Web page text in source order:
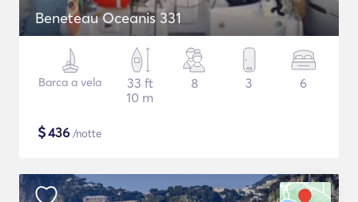
Beneteau Oceanis 331
Barca a vela
33 ft
10 m
8 3 6
$436 /notte